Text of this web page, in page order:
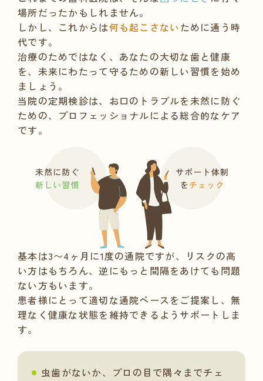
場所だったかもしれません。
しかし、これからは何も起こさないために通う時
代です。
治療のためではなく、あなたの大切な歯と健康
を、 未来にわたって守るための新しい習慣を始め
ましょう。
当院の定期検診は、お口のトラブルを未然に防ぐ
ための、 プロフェッショナルによる総合的なケア
です。
基本は3〜4ヶ月に1度の通院ですが、リスクの高
い方はもちろん、逆にもっと間隔をあけても問題
ない方もいます。
患者様にとって適切な通院ペースをご提案し、 無
理なく健康な状態を維持できるようサポートしま
す。
虫歯がないか、プロの目で隅々までチェ